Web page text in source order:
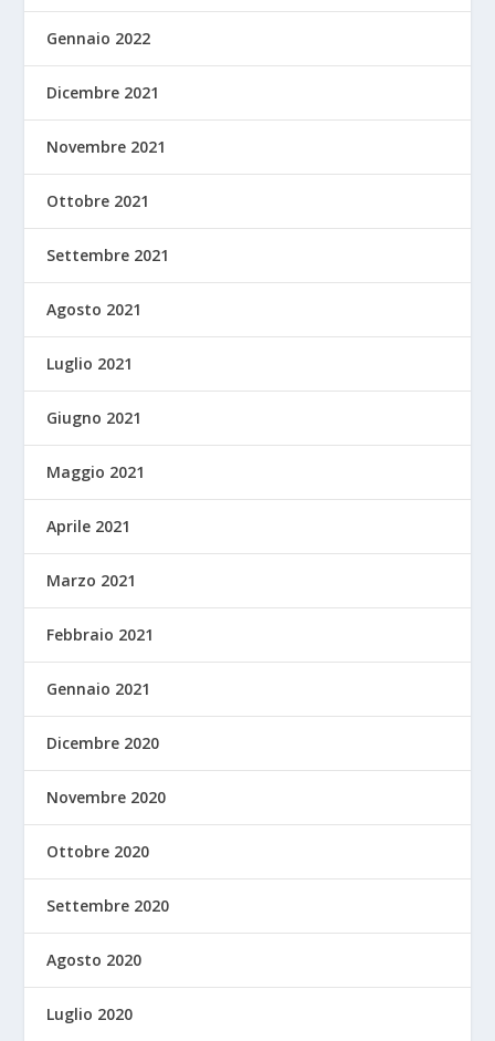
Gennaio 2022
Dicembre 2021
Novembre 2021
Ottobre 2021
Settembre 2021
Agosto 2021
Luglio 2021
Giugno 2021
Maggio 2021
Aprile 2021
Marzo 2021
Febbraio 2021
Gennaio 2021
Dicembre 2020
Novembre 2020
Ottobre 2020
Settembre 2020
Agosto 2020
Luglio 2020